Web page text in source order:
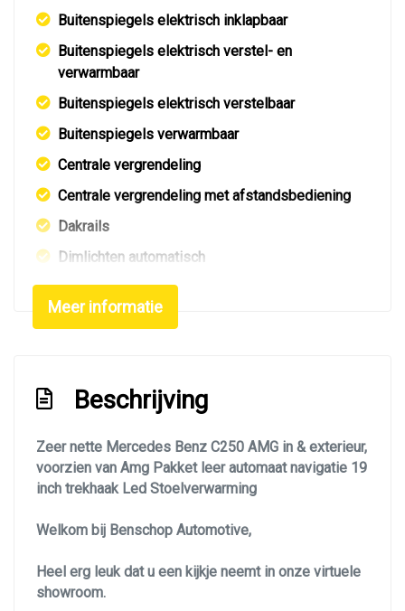
Buitenspiegels elektrisch inklapbaar
Buitenspiegels elektrisch verstel- en
verwarmbaar
Buitenspiegels elektrisch verstelbaar
Buitenspiegels verwarmbaar
Centrale vergrendeling
Centrale vergrendeling met afstandsbediening
Dakrails
Dimlichten automatisch
Elektrisch bedienbare achterklep
Getint glas
Led dagrijverlichting
Led koplampen
Led koplampen adaptief
Lichtmetalen velgen 19"
Navigatie
Park distance control
Meer informatie
Beschrijving
Zeer nette Mercedes Benz C250 AMG in & exterieur,
voorzien van Amg Pakket leer automaat navigatie 19
inch trekhaak Led Stoelverwarming
Welkom bij Benschop Automotive,
Heel erg leuk dat u een kijkje neemt in onze virtuele
showroom.